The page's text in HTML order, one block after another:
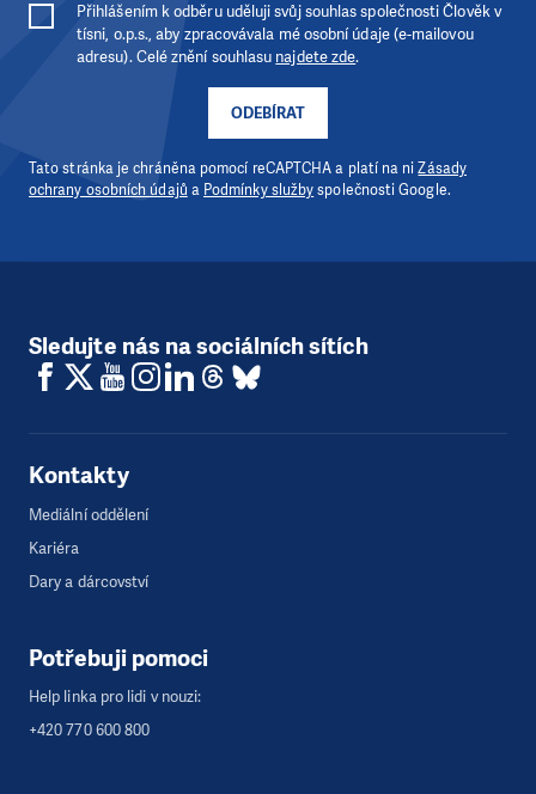
ODEBÍRAT
Přihlášením k odběru uděluji svůj souhlas společnosti Člověk v
tísni, o.p.s., aby zpracovávala mé osobní údaje (e-mailovou
adresu). Celé znění souhlasu najdete zde.
Tato stránka je chráněna pomocí reCAPTCHA a platí na niZásady
ochrany osobních údajů a Podmínky službyspolečnosti Google.
Sledujte nás na sociálních sítích
Kontakty
Mediální oddělení
Kariéra
Dary a dárcovství
Potřebuji pomoci
Help linka pro lidi v nouzi:
+420 770 600 800